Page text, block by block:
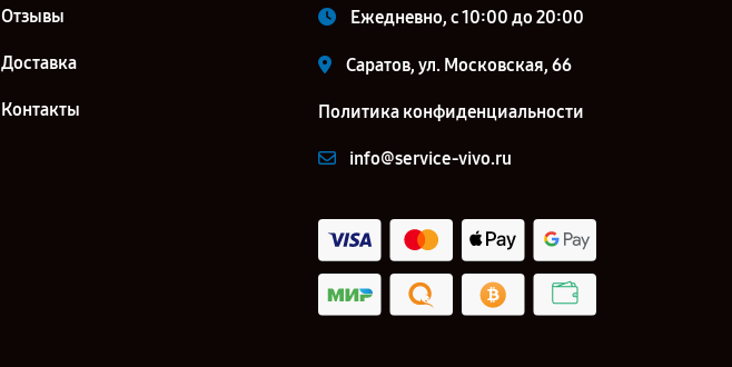
Отзывы
Доставка
Контакты
Ежедневно, с 10:00 до 20:00
Саратов, ул. Московская, 66
Политика конфиденциальности
info@service-vivo.ru